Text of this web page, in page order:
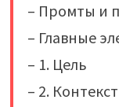
– Промты и
– Главные
– 1. Цель
– 2. Контекст